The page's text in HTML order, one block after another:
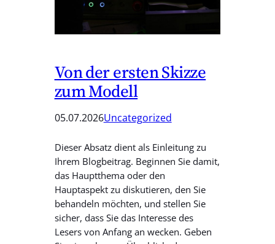
Von der ersten Skizze
zum Modell
05.07.2026Uncategorized
Dieser Absatz dient als Einleitung zu
Ihrem Blogbeitrag. Beginnen Sie damit,
das Hauptthema oder den
Hauptaspekt zu diskutieren, den Sie
behandeln möchten, und stellen Sie
sicher, dass Sie das Interesse des
Lesers von Anfang an wecken. Geben